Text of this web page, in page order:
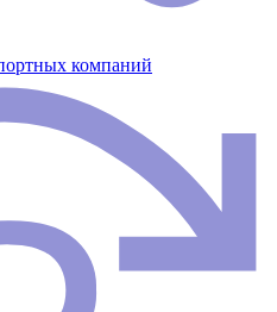
компаний